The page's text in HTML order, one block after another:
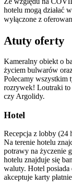
hotelu mogą działać
wyłączone z
Atuty oferty
Kameralny obiekt o
życiem bulwarów
Polecamy wszystkim
rozrywek! Loutraki to
czy Argolidy.
Hotel
Recepcja z lobby (24
Na terenie hotelu
potrawy na życzenie
hotelu znajduje się
waluty. Hotel
akceptuje karty